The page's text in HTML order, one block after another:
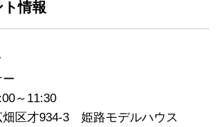
ト情報
ー
～11:30
畑区才934-3 姫路モデルハウス